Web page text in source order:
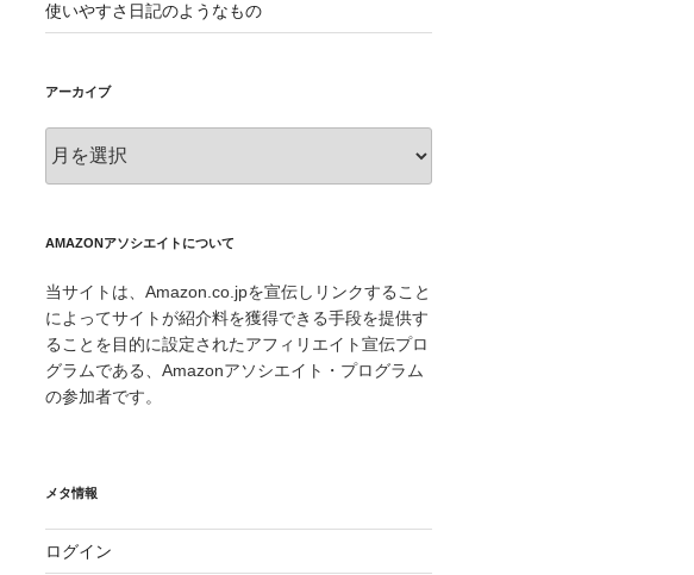
使いやすさ日記のようなもの
アーカイブ
ー
ブ
AMAZONアソシエイトについて
当サイトは、Amazon.co.jpを宣伝しリンクすること
によってサイトが紹介料を獲得できる手段を提供す
ることを目的に設定されたアフィリエイト宣伝プロ
グラムである、Amazonアソシエイト・プログラム
の参加者です。
メタ情報
ログイン